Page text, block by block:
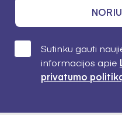
Sutinku gauti
informacijos apie
privatumo